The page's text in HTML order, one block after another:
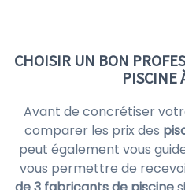
CHOISIR UN BON
PISCINE
Avant de concrétiser
comparer les prix des
peut également vous
vous permettre de